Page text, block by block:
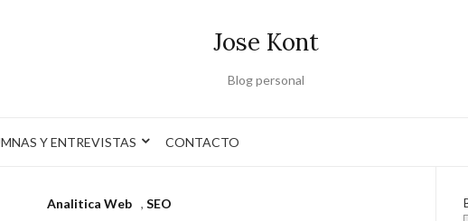
Jose Kont
Blog personal
Y ENTREVISTAS CONTACTO
Analitica Web , SEO